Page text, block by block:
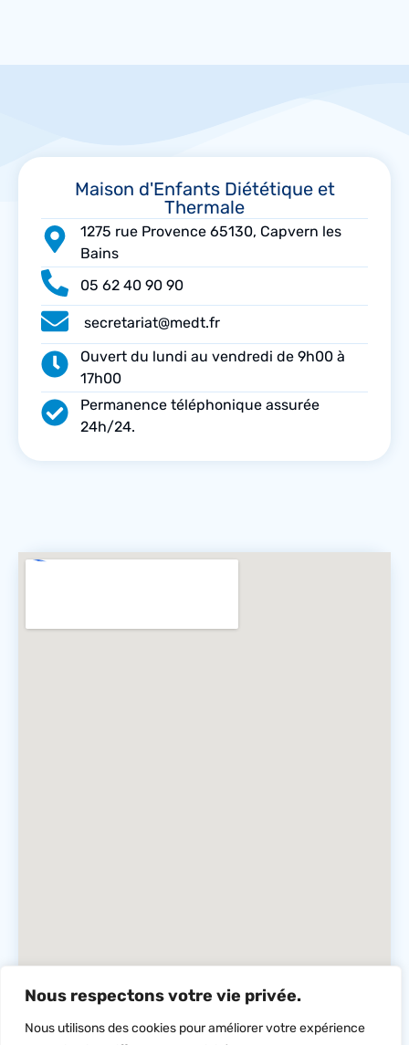
Nous respectons votre vie privée.
Nous utilisons des cookies pour améliorer votre expérience
Maison d'Enfants Diététique et
Thermale
1275 rue Provence 65130, Capvern les
Bains
05 62 40 90 90
secretariat@medt.fr
Ouvert du lundi au vendredi de 9h00 à
17h00
Permanence téléphonique assurée
24h/24.